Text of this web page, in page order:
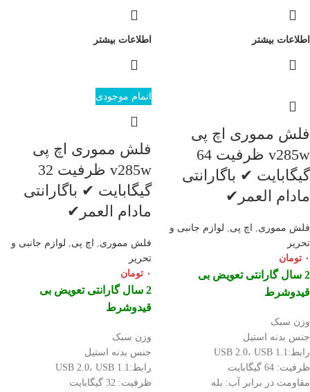
اطلاعات بیشتر اطلاعات بیشتر
فلش مموری اچ پی
v285w ظرفیت 64
گیگابایت ✔ باگارانتی
مادام العمر✔
فلش مموری, اچ پی, لوازم جانبی و
تحریر
۰ تومان
2 سال گارانتی تعویض بی
قیدوشرط
وزن سبک
جنس بدنه استیل
رابط:USB 2.0، USB 1.1
ظرفیت: 64 گیگابایت
مقاومت در برابر آب: بله
اتمام موجودی
فلش مموری اچ پی
v285w ظرفیت 32
گیگابایت ✔ باگارانتی
مادام العمر✔
فلش مموری, اچ پی, لوازم جانبی و
تحریر
۰ تومان
2 سال گارانتی تعویض بی
قیدوشرط
وزن سبک
جنس بدنه استیل
رابط:USB 2.0، USB 1.1
ظرفیت: 32 گیگابایت